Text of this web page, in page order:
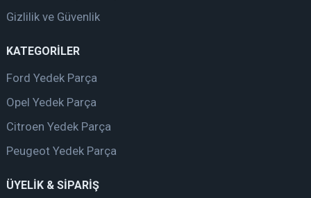
Gizlilik ve Güvenlik
KATEGORİLER
Ford Yedek Parça
Opel Yedek Parça
Citroen Yedek Parça
Peugeot Yedek Parça
ÜYELİK & SİPARİŞ